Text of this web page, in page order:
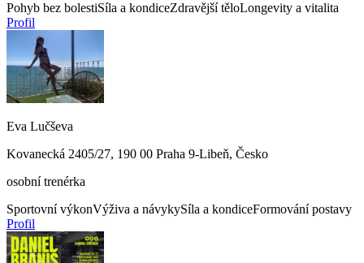
Pohyb bez bolestiSíla a kondiceZdravější těloLongevity a vitalita
Profil
Eva Lučševa
Kovanecká 2405/27, 190 00 Praha 9-Libeň, Česko
osobní trenérka
Sportovní výkonVýživa a návykySíla a kondiceFormování postavy
Profil